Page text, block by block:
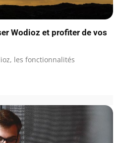
Wodioz et profiter de vos
les fonctionnalités